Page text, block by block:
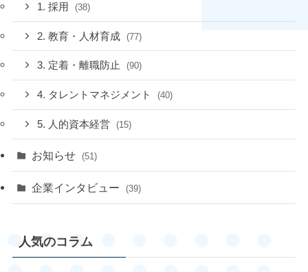
1. 採用 (38)
2. 教育・人材育成 (77)
3. 定着・離職防止 (90)
4. タレントマネジメント (40)
5. 人的資本経営 (15)
お知らせ (51)
企業インタビュー (39)
人気のコラム